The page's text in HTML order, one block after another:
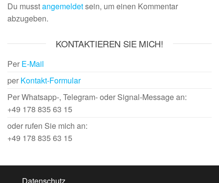
Du musstangemeldetsein, um einen Kommentar
abzugeben.
KONTAKTIEREN SIE MICH!
Per E-Mail
per Kontakt-Formular
Per Whatsapp-, Telegram- oder Signal-Message an:
+49 178 835 63 15
oder rufen Sie mich an:
+49 178 835 63 15